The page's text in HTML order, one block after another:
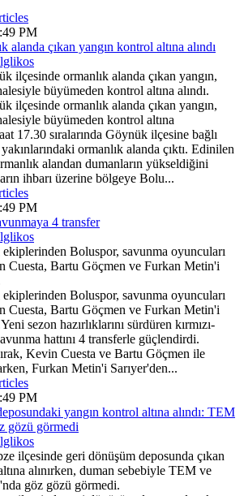
PM
alanda çıkan yangın kontrol altına alındı
ilçesinde ormanlık alanda çıkan yangın,
büyümeden kontrol altına alındı.
ilçesinde ormanlık alanda çıkan yangın,
büyümeden kontrol altına
17.30 sıralarında Göynük ilçesine bağlı
ormanlık alanda çıktı. Edinilen
alandan dumanların yükseldiğini
ihbarı üzerine bölgeye Bolu...
PM
4 transfer
Boluspor, savunma oyuncuları
Cuesta, Bartu Göçmen ve Furkan Metin'i
Boluspor, savunma oyuncuları
Cuesta, Bartu Göçmen ve Furkan Metin'i
sezon hazırlıklarını sürdüren kırmızı-
hattını 4 transferle güçlendirdi.
Kevin Cuesta ve Bartu Göçmen ile
Furkan Metin'i Sarıyer'den...
PM
yangın kontrol altına alındı: TEM
gözü görmedi
ilçesinde geri dönüşüm deposunda çıkan
alınırken, duman sebebiyle TEM ve
göz gözü görmedi.